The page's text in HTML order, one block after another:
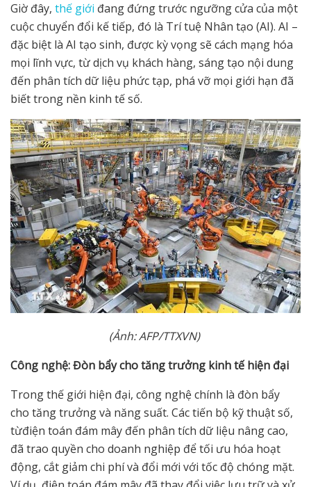
Giờ đây, thế giới đang đứng trước ngưỡng cửa của một
cuộc chuyển đổi kế tiếp, đó là Trí tuệ Nhân tạo (AI). AI –
đặc biệt là AI tạo sinh, được kỳ vọng sẽ cách mạng hóa
mọi lĩnh vực, từ dịch vụ khách hàng, sáng tạo nội dung
đến phân tích dữ liệu phức tạp, phá vỡ mọi giới hạn đã
biết trong nền kinh tế số.
(Ảnh: AFP/TTXVN)
Công nghệ: Đòn bẩy cho tăng trưởng kinh tếhiện đại
Trong thế giới hiện đại, công nghệ chính là đòn bẩy
cho tăng trưởng và năng suất. Các tiến bộ kỹ thuật số,
từđiện toán đám mây đến phân tích dữ liệu nâng cao,
đã trao quyền cho doanh nghiệp để tối ưu hóa hoạt
động, cắt giảm chi phí và đổi mới với tốc độ chóng mặt.